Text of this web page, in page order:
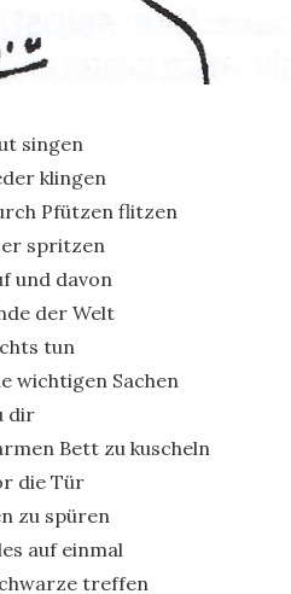
singen
klingen
Pfützen flitzen
spritzen
und davon
der Welt
tun
wichtigen Sachen
dir
Bett zu kuscheln
die Tür
zu spüren
auf einmal
treffen